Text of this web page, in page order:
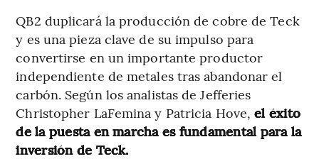
QB2 duplicará la producción de cobre de Teck
y es una pieza clave de su impulso para
convertirse en un importante productor
independiente de metales tras abandonar el
carbón. Según los analistas de Jefferies
Christopher LaFemina y Patricia Hove,el éxito
de la puesta en marcha es fundamental para la
inversión de Teck.